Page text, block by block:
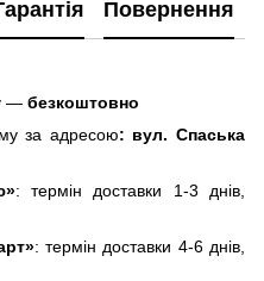
Повернення
— безкоштовно
за адресою: вул. Спаська
: термін доставки 1-3 днів,
: термін доставки 4-6 днів,